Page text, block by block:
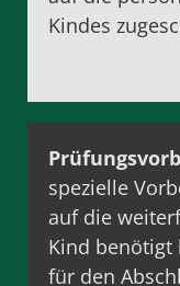
Kindes
spezielle
auf die
Kind benötigt
für den